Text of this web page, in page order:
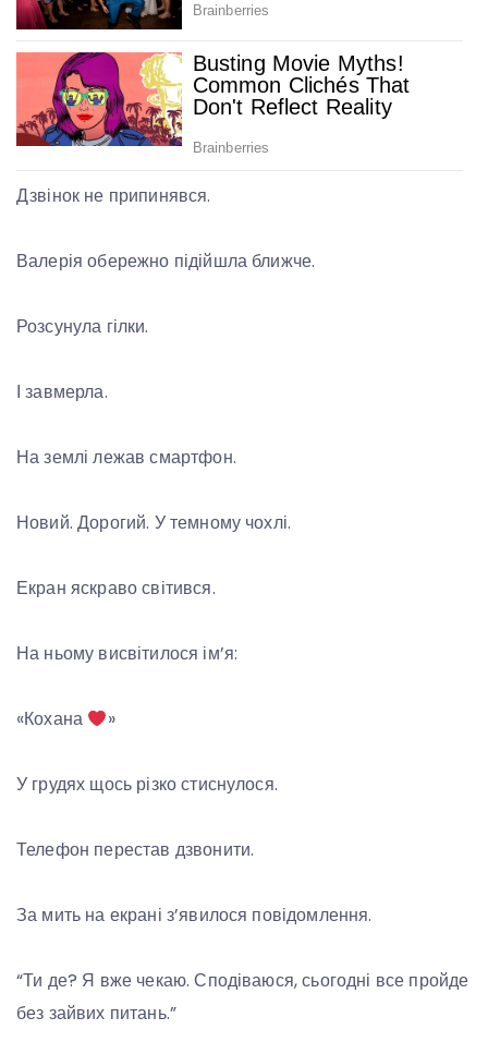
Дзвінок не припинявся.
Валерія обережно підійшла ближче.
Розсунула гілки.
І завмерла.
На землі лежав смартфон.
Новий. Дорогий. У темному чохлі.
Екран яскраво світився.
На ньому висвітилося ім’я:
«Кохана »
У грудях щось різко стиснулося.
Телефон перестав дзвонити.
За мить на екрані з’явилося повідомлення.
“Ти де? Я вже чекаю. Сподіваюся, сьогодні все пройде
без зайвих питань.”